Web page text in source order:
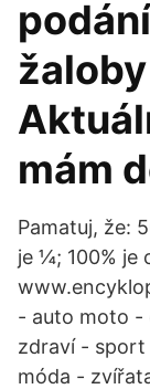
mám
Pamatuj, že:
je ¼; 100% je
- auto moto -
zdraví -
móda -